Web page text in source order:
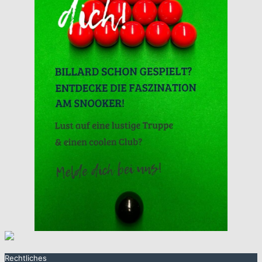
Rechtliches